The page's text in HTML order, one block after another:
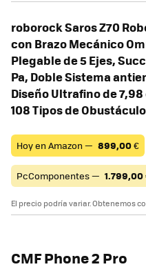
roborock Saros Z70
con Brazo Mecánico
Plegable de 5 Ejes,
Pa, Doble Sistema
Diseño Ultrafino de
108 Tipos de
Hoy en Amazon — 899,00€
PcComponentes — 1.799,00
El precio podría variar. Obtenemos
CMF Phone 2 Pro